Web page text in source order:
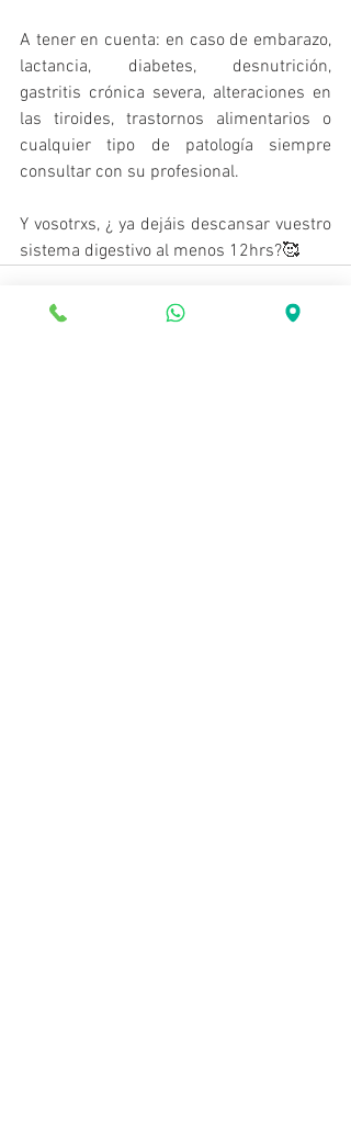
A tener en cuenta: en caso de embarazo,
lactancia, diabetes, desnutrición,
gastritis crónica severa, alteraciones en
las tiroides, trastornos alimentarios o
cualquier tipo de patología siempre
consultar con su profesional.
Y vosotrxs, ¿ ya dejáis descansar vuestro
sistema digestivo al menos 12hrs?🥰